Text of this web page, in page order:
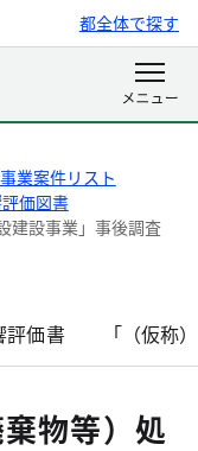
都全体で探す
事業案件リスト
価図書
建設事業」事後調査
評価書 「（仮称
棄物等）処